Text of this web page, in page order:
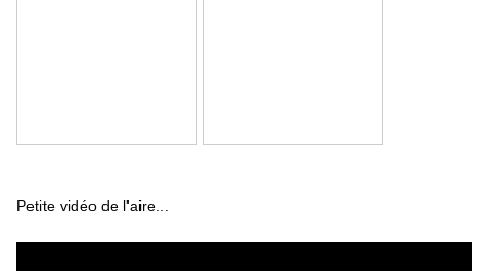
Petite vidéo de l'aire...